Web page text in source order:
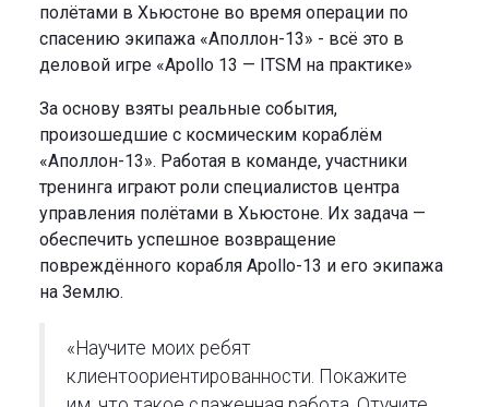
полётами в Хьюстоне во время операции по
спасению экипажа «Аполлон-13» - всё это в
деловой игре «Apollo 13 — ITSM на практике»
За основу взяты реальные события,
произошедшие с космическим кораблём
«Аполлон-13». Работая в команде, участники
тренинга играют роли специалистов центра
управления полётами в Хьюстоне. Их задача —
обеспечить успешное возвращение
повреждённого корабля Apollo-13 и его экипажа
на Землю.
«Научите моих ребят
клиентоориентированности. Покажите